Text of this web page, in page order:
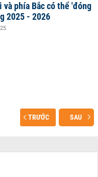
và phía Bắc có thể 'đóng
2025 - 2026
TRƯỚC SAU